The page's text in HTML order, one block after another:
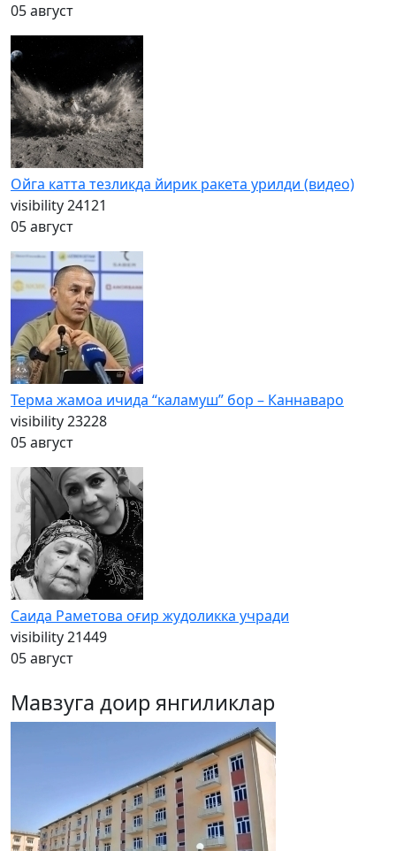
05 август
Ойга катта тезликда йирик ракета урилди (видео)
visibility24121
05 август
Терма жамоа ичида “каламуш” бор – Каннаваро
visibility23228
05 август
Саида Раметова оғир жудоликка учради
visibility21449
05 август
Мавзуга доир янгиликлар